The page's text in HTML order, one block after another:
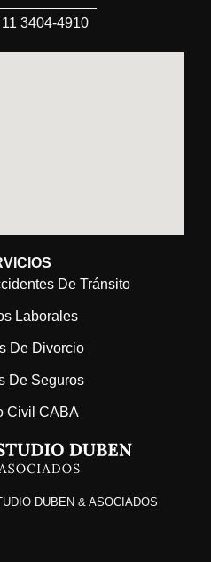
DUBEN & ASOCIADOS
3404-4910
De Tránsito
Laborales
De Divorcio
De Seguros
Civil CABA